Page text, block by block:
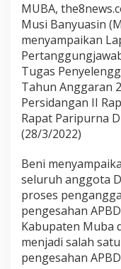
MUBA,
Musi Banyuasin
menyampaikan
Tugas
Tahun Anggaran
Persidangan II
Rapat Paripurna
(28/3/2022)
Beni
seluruh anggota
proses
pengesahan
Kabupaten Muba
menjadi salah
pengesahan